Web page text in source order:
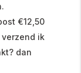
€12,50
ik
dan